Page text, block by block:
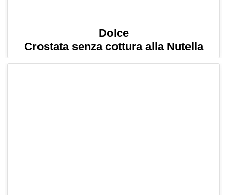
Dolce
Crostata senza cottura alla Nutella